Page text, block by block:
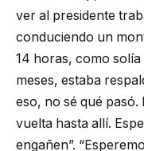
ver al presidente
conduciendo un
14 horas, como
meses, estaba
eso, no sé qué pasó.
vuelta hasta allí.
engañen”.